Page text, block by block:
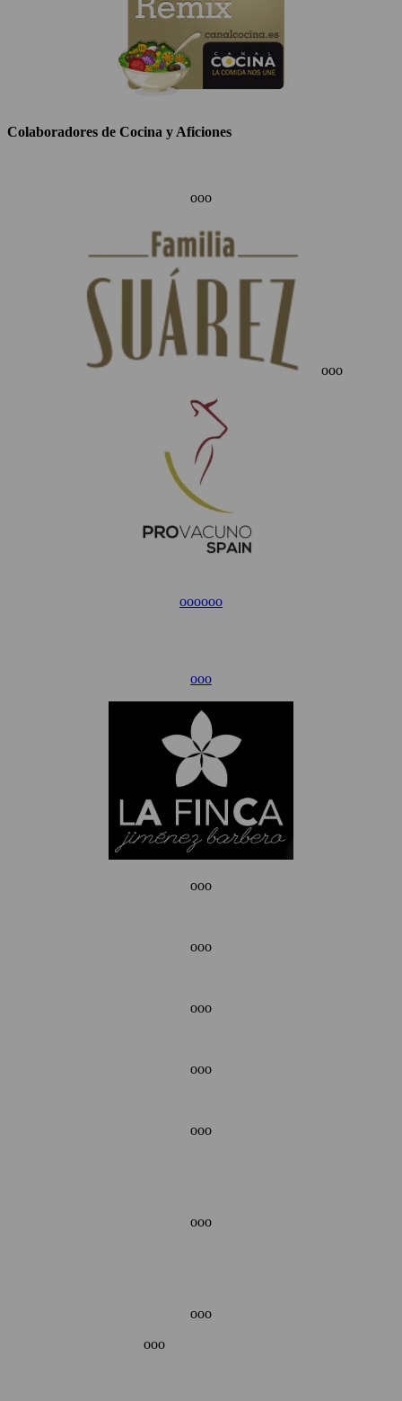
Colaboradores de Cocina y Aficiones
ooo
ooo
oooooo
ooo
ooo
ooo
ooo
ooo
ooo
ooo
ooo
ooo